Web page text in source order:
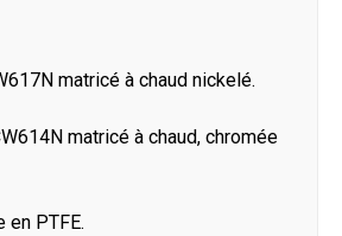
matricé à chaud nickelé.
matricé à chaud, chromée
en PTFE.